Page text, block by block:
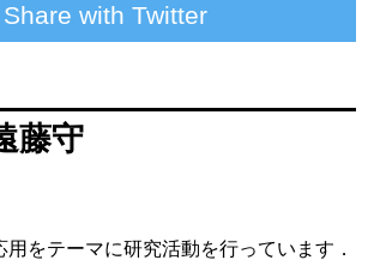
Share with Twitter
藤守
をテーマに研究活動を行っています．